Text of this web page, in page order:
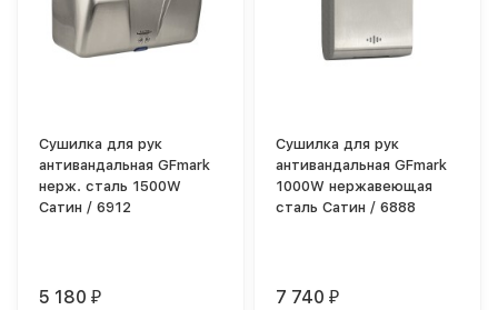
Сушилка для рук
антивандальная GFmark
нерж. сталь 1500W
Сатин / 6912
5 180₽
Сушилка для рук
антивандальная GFmark
1000W нержавеющая
сталь Сатин / 6888
7 740₽